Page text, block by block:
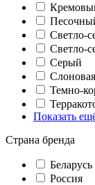
Светло-
Светло-
Серый
Темно-
Показать
Страна бренда
Беларусь
Россия